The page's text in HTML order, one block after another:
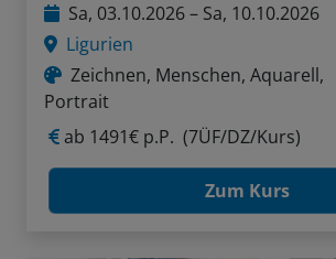
Sa, 03.10.2026 – Sa, 10.10.2026
Ligurien
Zeichnen, Menschen, Aquarell,
Portrait
ab 1491€ p.P. (7ÜF/DZ/Kurs)
Zum Kurs